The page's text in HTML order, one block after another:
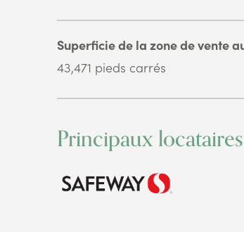
Superficie de la zone de vente
43,471 pieds carrés
Principaux locataires